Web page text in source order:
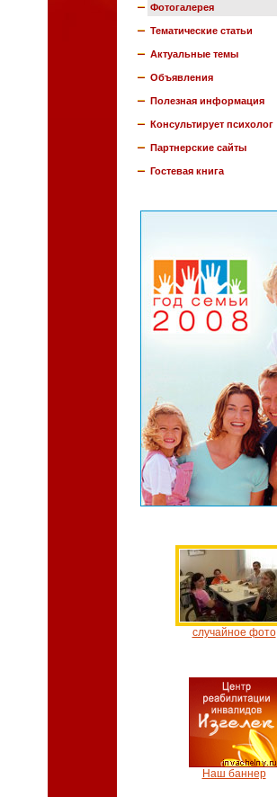
Фотогалерея
Тематические статьи
Актуальные темы
Объявления
Полезная информация
Консультирует психолог
Партнерские сайты
Гостевая книга
случайное фото
Наш баннер